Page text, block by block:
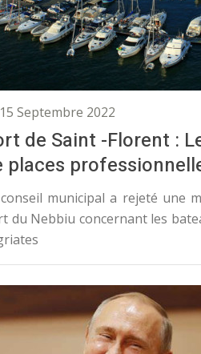
15 Septembre 2022
de Saint -Florent :
places
municipal a rejeté une
du Nebbiu concernant les